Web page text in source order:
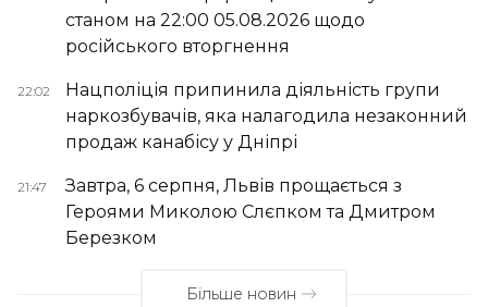
станом на 22:00 05.08.2026 щодо
російського вторгнення
22:02
Нацполіція припинила діяльність групи
наркозбувачів, яка налагодила незаконний
продаж канабісу у Дніпрі
21:47
Завтра, 6 серпня, Львів прощається з
Героями Миколою Слєпком та Дмитром
Березком
Більше новин